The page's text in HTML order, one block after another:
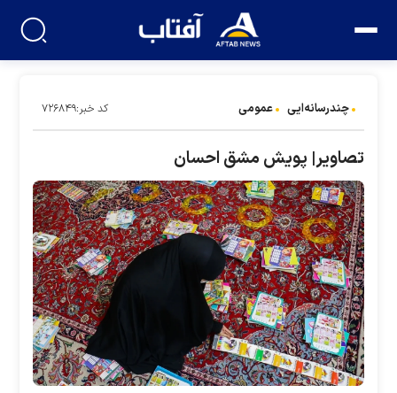
چندرسانه‌ایی عمومی کد خبر:۷۲۶۸۴۹
تصاویر| پویش مشق احسان